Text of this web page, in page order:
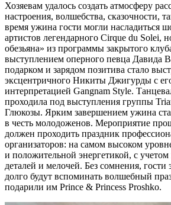
Хозяевам удалось создать атмосферу
настроения, волшебства, сказочности,
время ужина гости могли насладиться
артистов легендарного Cirque du Solei,
обезьяна» из программы закрытого
выступлением оперного певца Давида
подарком и зарядом позитива стало
эксцентричного Никиты Джигурды с
интерпретацией Gangnam Style.
проходила под выступления группы
Глюкозы. Ярким завершением ужина
в честь молодоженов. Мероприятие
должен проходить праздник
организаторов: на самом высоком
и положительной энергетикой, с
деталей и мелочей. Без сомнения, гости
долго будут вспоминать волшебный
подарили им Prince & Princess Proshko.